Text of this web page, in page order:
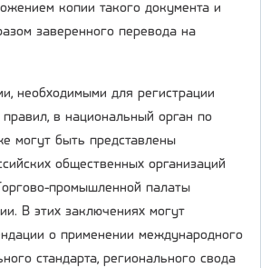
копии такого документа и
заверенного перевода на
необходимыми для регистрации
правил, в национальный орган по
могут быть представлены
общественных организаций
промышленной палаты
В этих заключениях могут
о применении международного
стандарта, регионального свода